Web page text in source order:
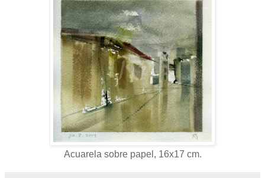
Acuarela sobre papel, 16x17 cm.